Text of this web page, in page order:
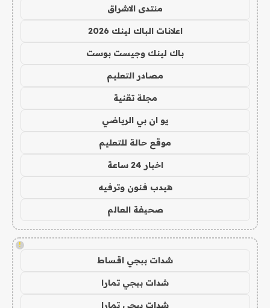
منتدى الاشراق
اعلانات الباك لينك 2026
باك لينك وجيست بوست
مصادر التعليم
مجلة تقنية
يو ان بي الرياضي
موقع حالة للتعليم
اخبار 24 ساعة
هيدب فنون وترفيه
صحيفة العالم
!
شدات ببجي اقساط
شدات ببجي تمارا
شدات ببجي تمارا